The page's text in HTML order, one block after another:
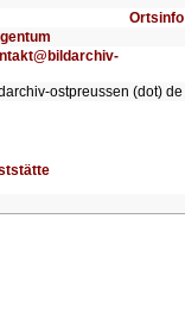
Ortsinfo
ostpreussen (dot) de